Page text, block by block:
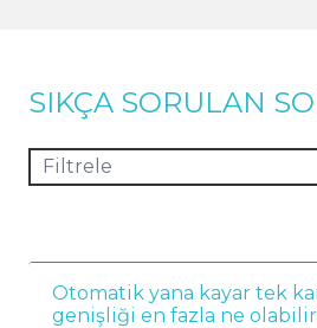
SIKÇA SORULAN
Otomatik yana kayar tek
genişliği en fazla ne